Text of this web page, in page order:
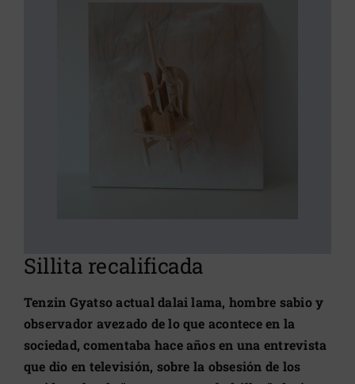
Sillita recalificada
Tenzin Gyatso actual dalai lama, hombre sabio y
observador avezado de lo que acontece en la
sociedad, comentaba hace años en una entrevista
que dio en televisión, sobre la obsesión de los